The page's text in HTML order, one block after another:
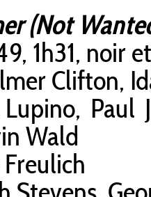
(Not
1h31, noir
Clifton,
Paul
Wald